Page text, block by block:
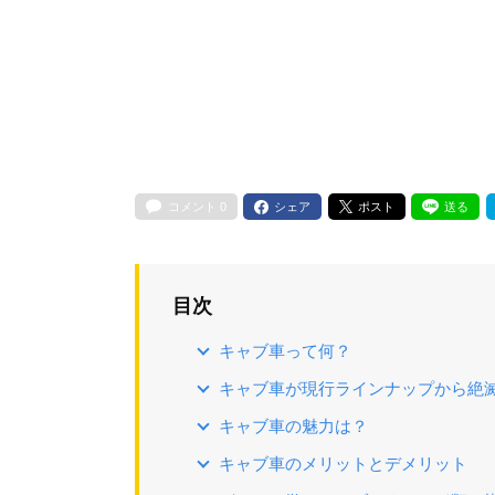
コメント 0 シェア ポスト 送る
目次
キャブ車って何？
キャブ車が現行ラインナップから絶
キャブ車の魅力は？
キャブ車のメリットとデメリット